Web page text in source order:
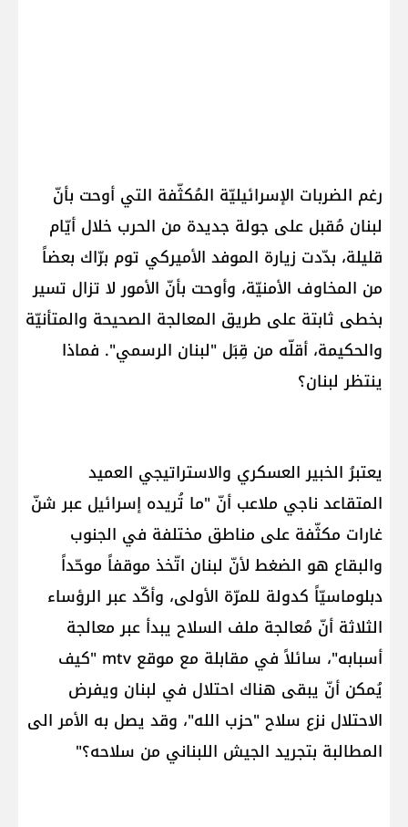
رغم الضربات الإسرائيليّة المُكثّفة التي أوحت بأنّ
لبنان مُقبل على جولة جديدة من الحرب خلال أيّام
قليلة، بدّدت زيارة الموفد الأميركي توم برّاك بعضاً
من المخاوف الأمنيّة، وأوحت بأنّ الأمور لا تزال تسير
بخطى ثابتة على طريق المعالجة الصحيحة والمتأنيّة
والحكيمة، أقلّه من قِبَل "لبنان الرسمي". فماذا
ينتظر لبنان؟
يعتبرُ الخبير العسكري والاستراتيجي العميد
المتقاعد ناجي ملاعب أنّ "ما تُريده إسرائيل عبر شنّ
غارات مكثّفة على مناطق مختلفة في الجنوب
والبقاع هو الضغط لأنّ لبنان اتّخذ موقفاً موحّداً
دبلوماسيّاً كدولة للمرّة الأولى، وأكّد عبر الرؤساء
الثلاثة أنّ مُعالجة ملف السلاح يبدأ عبر معالجة
أسبابه"، سائلاً في مقابلة مع موقع mtv "كيف
يُمكن أنّ يبقى هناك احتلال في لبنان ويفرض
الاحتلال نزع سلاح "حزب الله"، وقد يصل به الأمر الى
المطالبة بتجريد الجيش اللبناني من سلاحه؟"